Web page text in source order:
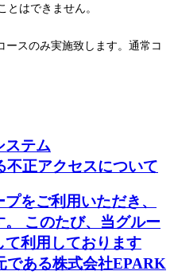
はできません。
ースのみ実施致します。通常コ
ステム
不正アクセスについて
をご利用いただき、
このたび、当グルー
利用しております
である株式会社EPARK